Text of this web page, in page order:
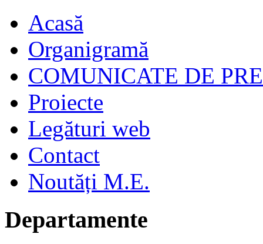
Acasă
Organigramă
COMUNICATE DE
Proiecte
Legături web
Contact
Noutăți M.E.
Departamente